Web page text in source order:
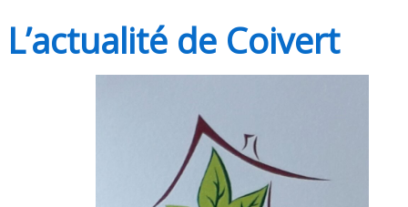
L’actualité de Coivert